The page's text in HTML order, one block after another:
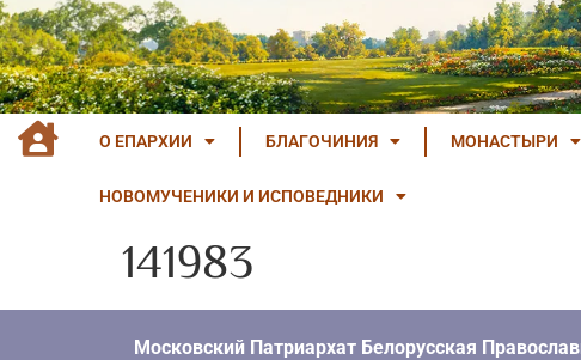
О ЕПАРХИИ БЛАГОЧИНИЯ МОНАСТЫРИ
НОВОМУЧЕНИКИ И ИСПОВЕДНИКИ
141983
Московский Патриархат Белорусская